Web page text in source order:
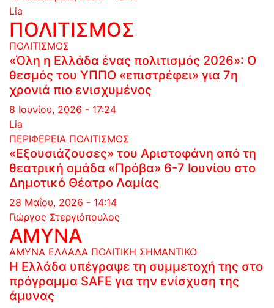
Lia
ΠΟΛΙΤΙΣΜΟΣ
ΠΟΛΙΤΙΣΜΟΣ
«Όλη η Ελλάδα ένας πολιτισμός 2026»: Ο
θεσμός του ΥΠΠΟ «επιστρέφει» για 7η
χρονιά πιο ενισχυμένος
8 Ιουνίου, 2026 - 17:24
Lia
ΠΕΡΙΦΕΡΕΙΑ ΠΟΛΙΤΙΣΜΟΣ
«Εξουσιάζουσες» του Αριστοφάνη από τη
θεατρική ομάδα «Πρόβα» 6-7 Ιουνίου στο
Δημοτικό Θέατρο Λαμίας
28 Μαΐου, 2026 - 14:14
Γιώργος Στεργιόπουλος
ΑΜΥΝΑ
ΑΜΥΝΑ ΕΛΛΑΔΑ ΠΟΛΙΤΙΚΗ ΣΗΜΑΝΤΙΚΟ
Η Ελλάδα υπέγραψε τη συμμετοχή της στο
πρόγραμμα SAFE για την ενίσχυση της
άμυνας